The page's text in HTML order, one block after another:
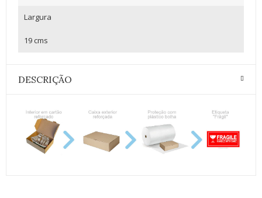
Largura
19 cms
DESCRIÇÃO